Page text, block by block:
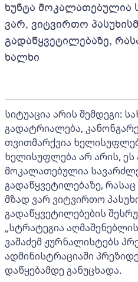
ხუნტა მოკალათებულია
ვარ, ვიტვირთო
გადაწყვეტილებაზე,
ხალხი
სიტუაცია არის შემდეგი:
გადატრიალება,
თვითმარქვია
ხელისუფლება არ არის, ეს
მოკალათებულია
გადაწყვეტილებაზე,
მზად ვარ ვიტვირთო
გადაწყვეტილებების
„სტრატეგია
ვაშაძემ ჟურნალისტებს
ადმინისტრაციაში
დაწყებამდე განუცხადა.